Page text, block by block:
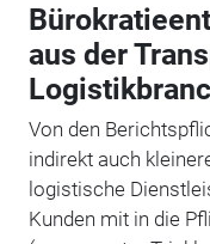
aus der
Von den
indirekt auch
logistische
Kunden mit in die